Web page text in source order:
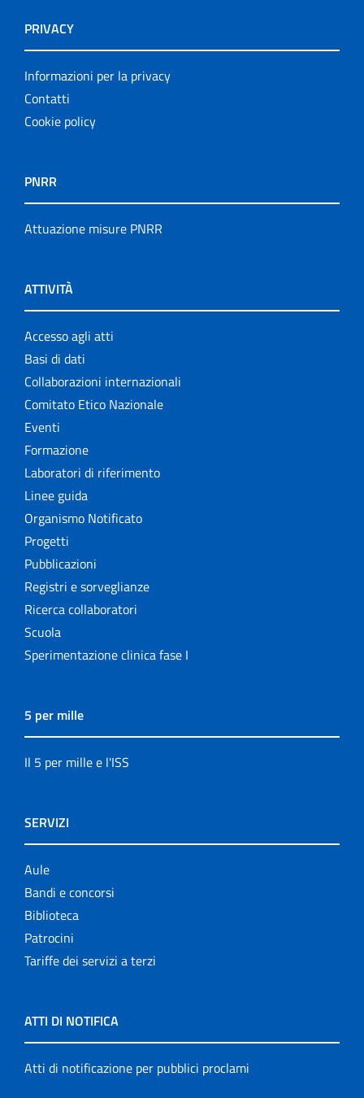
PRIVACY
Informazioni per la privacy
Contatti
Cookie policy
PNRR
Attuazione misure PNRR
ATTIVITÀ
Accesso agli atti
Basi di dati
Collaborazioni internazionali
Comitato Etico Nazionale
Eventi
Formazione
Laboratori di riferimento
Linee guida
Organismo Notificato
Progetti
Pubblicazioni
Registri e sorveglianze
Ricerca collaboratori
Scuola
Sperimentazione clinica fase I
5 per mille
Il 5 per mille e l'ISS
SERVIZI
Aule
Bandi e concorsi
Biblioteca
Patrocini
Tariffe dei servizi a terzi
ATTI DI NOTIFICA
Atti di notificazione per pubblici proclami